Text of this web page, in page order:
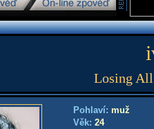
Losing All
Pohlaví: muž
Věk: 24